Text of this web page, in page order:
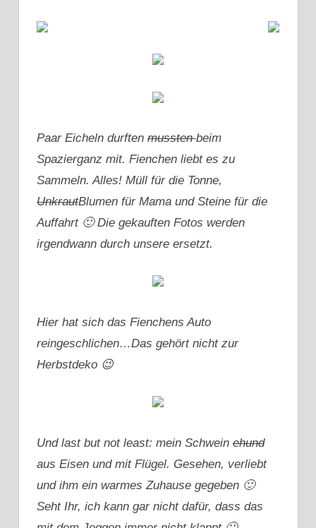
Paar Eicheln durften musstenbeim
Spazierganz mit. Fienchen liebt es zu
Sammeln. Alles! Müll für die Tonne,
UnkrautBlumen für Mama und Steine für die
Auffahrt 🙂 Die gekauften Fotos werden
irgendwann durch unsere ersetzt.
Hier hat sich das Fienchens Auto
reingeschlichen…Das gehört nicht zur
Herbstdeko 😉
Und last but not least: mein Schwein ehund
aus Eisen und mit Flügel. Gesehen, verliebt
und ihm ein warmes Zuhause gegeben 🙂
Seht Ihr, ich kann gar nicht dafür, dass das